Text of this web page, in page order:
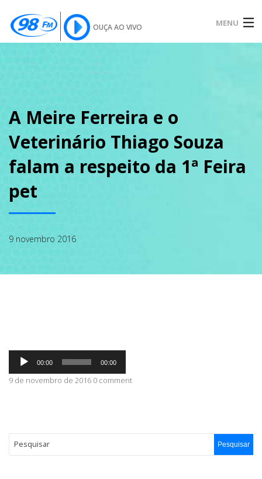
OUÇA AO VIVO MENU
SOBRE
PODCAST
GALERIA
A Meire Ferreira e o
Veterinário Thiago Souza
falam a respeito da 1ª Feira
pet
9 novembro 2016
Tocador
áudio
00:00 00:00
9 de novembro de 2016 0 comment